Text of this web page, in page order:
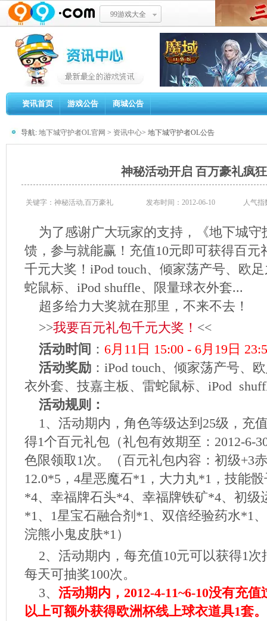
99游戏大全
资讯首页 游戏公告 商城公告
导航: 地下城守护者OL官网 > 资讯中心> 地下城守护者OL公告
神秘活动开启 百万豪礼疯
关键字：神秘活动,百万豪礼 发布时间：2012-06-10 人气指
为了感谢广大玩家的支持，《地下城守
馈，参与就能赢！充值10元即可获得百元
千元大奖！iPod touch、倾家荡产号、欧
蛇鼠标、iPod shuffle、限量球衣外套...
超多给力大奖就在那里，不来不去！
>>我要百元礼包千元大奖！ <<
活动时间 ： 6月11日 15:00 - 6月19日
活动奖励 ：iPod touch、倾家荡产号、
衣外套、技嘉主板、雷蛇鼠标、iPod
活动规则：
1、活动期内，角色等级达到25级，充
得1个百元礼包（礼包有效期至：2012-6-
色限领取1次。（百元礼包内容：初级+3
12.0*5，4星恶魔石*1，大力丸*1，技能
*4、幸福牌石头*4、幸福牌铁矿*4、初级
*1、1星宝石融合剂*1、双倍经验药水*1
浣熊小鬼皮肤*1）
2、活动期内，每充值10元可以获得1次
每天可抽奖100次。
3、 活动期内，2012-4-11~6-10没有充
以上可额外获得欧洲杯线上球衣道具1套